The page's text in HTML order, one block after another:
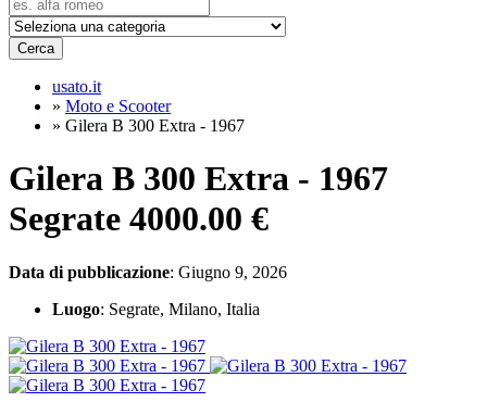
Cerca
usato.it
» Moto e Scooter
» Gilera B 300 Extra - 1967
Gilera B 300 Extra - 1967
Segrate 4000.00 €
Data di pubblicazione: Giugno 9, 2026
Luogo: Segrate, Milano, Italia